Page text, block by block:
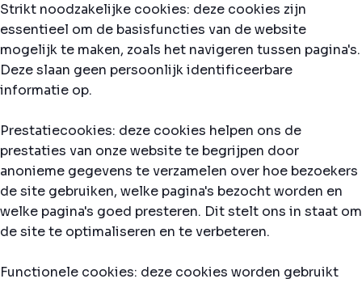
Strikt noodzakelijke cookies: deze cookies zijn
essentieel om de basisfuncties van de website
mogelijk te maken, zoals het navigeren tussen pagina's.
Deze slaan geen persoonlijk identificeerbare
informatie op.
Prestatiecookies: deze cookies helpen ons de
prestaties van onze website te begrijpen door
anonieme gegevens te verzamelen over hoe bezoekers
de site gebruiken, welke pagina's bezocht worden en
welke pagina's goed presteren. Dit stelt ons in staat om
de site te optimaliseren en te verbeteren.
Functionele cookies: deze cookies worden gebruikt